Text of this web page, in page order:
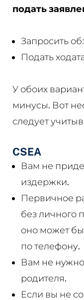
подать
Запросить
Подать
У обоих
минусы. Вот
следует
CSEA
Вам не
издержки.
Первичное
без личного
оно может
по телефону.
Вам не нужно
родителя.
Если вы не